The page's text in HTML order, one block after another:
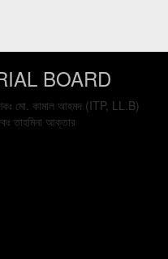
BOARD
মো. কামাল আহমদ (ITP, LL.B)
তাহমিনা আক্তার